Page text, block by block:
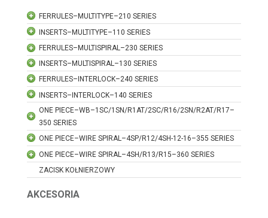
FERRULES–MULTITYPE–210 SERIES
INSERTS–MULTITYPE–110 SERIES
FERRULES–MULTISPIRAL–230 SERIES
INSERTS–MULTISPIRAL–130 SERIES
FERRULES–INTERLOCK–240 SERIES
INSERTS–INTERLOCK–140 SERIES
ONE PIECE–WB–1SC/1SN/R1AT/2SC/R16/2SN/R2AT/R17–
350 SERIES
ONE PIECE–WIRE SPIRAL–4SP/R12/4SH-12-16–355 SERIES
ONE PIECE–WIRE SPIRAL–4SH/R13/R15–360 SERIES
ZACISK KOŁNIERZOWY
AKCESORIA